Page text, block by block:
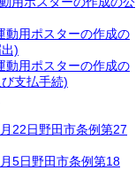
動用ポスターの作成の
)
動用ポスターの作成の
支払手続)
22日野田市条例第27
5日野田市条例第18